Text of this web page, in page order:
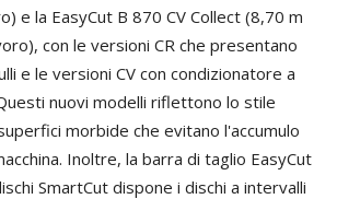
e la EasyCut B 870 CV Collect (8,70 m
con le versioni CR che presentano
e le versioni CV con condizionatore a
nuovi modelli riflettono lo stile
morbide che evitano l'accumulo
Inoltre, la barra di taglio EasyCut
SmartCut dispone i dischi a intervalli